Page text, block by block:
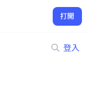
打開
登入